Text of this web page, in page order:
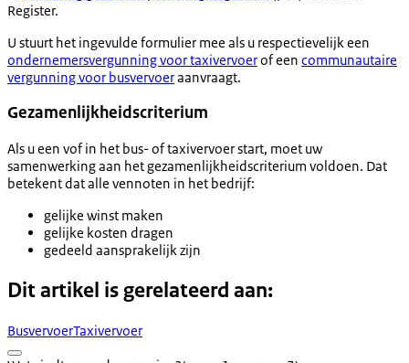
Register.
U stuurt het ingevulde formulier mee als u respectievelijk een
ondernemersvergunning voor taxivervoerof een communautaire
vergunning voor busvervoeraanvraagt.
Gezamenlijkheidscriterium
Als u een vof in het bus- of taxivervoer start, moet uw
samenwerking aan het gezamenlijkheidscriterium voldoen. Dat
betekent dat alle vennoten in het bedrijf:
gelijke winst maken
gelijke kosten dragen
gedeeld aansprakelijk zijn
Dit artikel is gerelateerd aan:
BusvervoerTaxivervoer